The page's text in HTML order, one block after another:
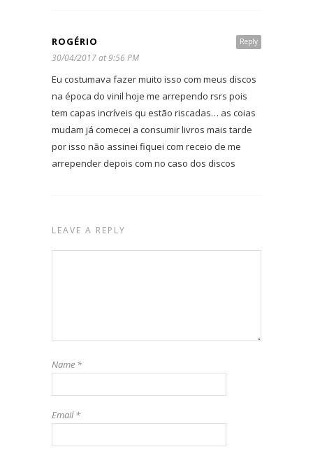
Reply
ROGÉRIO
30/04/2017 at 9:56 PM
Eu costumava fazer muito isso com meus discos
na época do vinil hoje me arrependo rsrs pois
tem capas incríveis qu estão riscadas… as coias
mudam já comecei a consumir livros mais tarde
por isso não assinei fiquei com receio de me
arrepender depois com no caso dos discos
LEAVE A REPLY
Name *
Email*